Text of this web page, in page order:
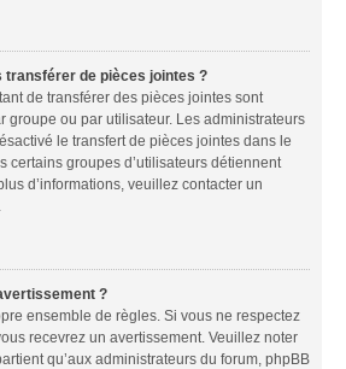
transférer de pièces jointes ?
de transférer des pièces jointes sont
groupe ou par utilisateur. Les administrateurs
le transfert de pièces jointes dans le
certains groupes d’utilisateurs détiennent
d’informations, veuillez contacter un
?
ensemble de règles. Si vous ne respectez
recevrez un avertissement. Veuillez noter
qu’aux administrateurs du forum, phpBB